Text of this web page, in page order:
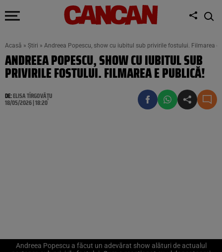
Acasă » Știri » Andreea Popescu, show cu iubitul sub privirile fostului. Filmarea e
ANDREEA POPESCU, SHOW CU IUBITUL SUB
PRIVIRILE FOSTULUI. FILMAREA E PUBLICĂ!
DE:ELISA TÎRGOVĂȚU
18/05/2026 | 18:20
Andreea Popescu a făcut un adevărat show alături de actualul